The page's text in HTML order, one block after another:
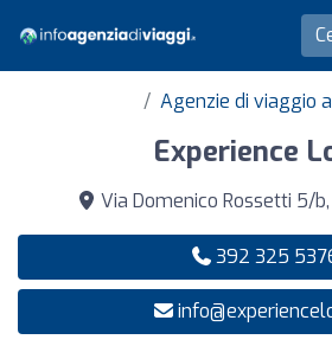
Agenzie di viaggio
Experience
Via Domenico Rossetti 5/
392 325